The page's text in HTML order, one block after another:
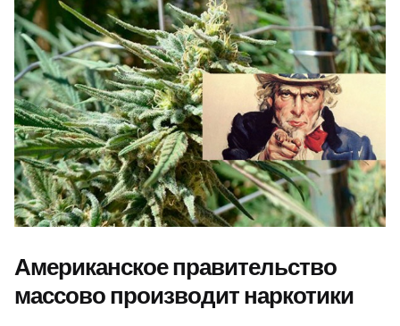
Американское правительство
массово производит наркотики